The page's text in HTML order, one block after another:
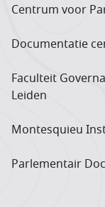
Centrum voor
Documentatie
Faculteit
Leiden
Montesquieu
Parlementair